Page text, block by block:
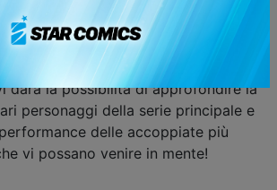
alla prova? Plus Ultra!
spin-off diMy Hero Academia
Horikoshi e dalla matita di
darà la possibilità di approfondire la
personaggi della serie principale e
delle accoppiate più
vi possano venire in mente!